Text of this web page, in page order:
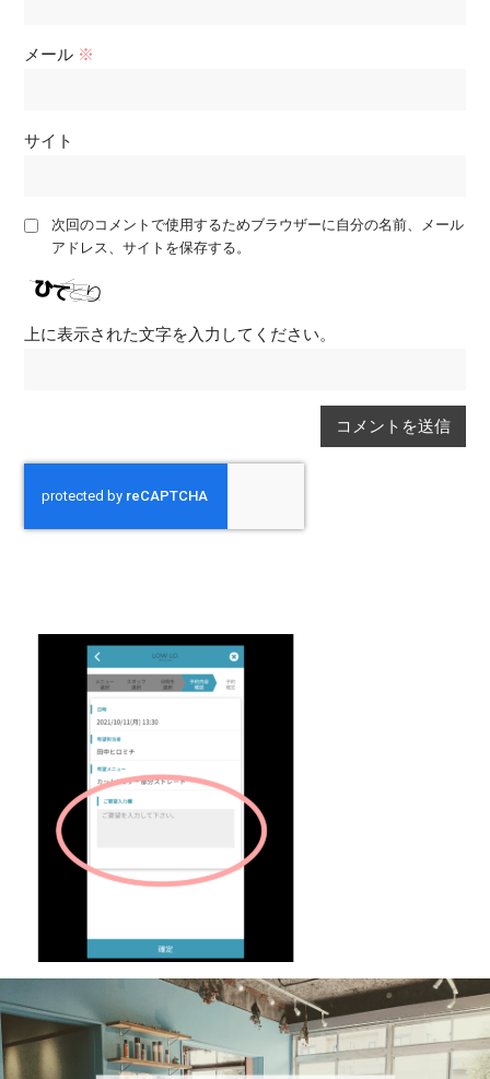
メール ※
サイト
次回のコメントで使用するためブラウザーに自分の名前、メール
アドレス、サイトを保存する。
上に表示された文字を入力してください。